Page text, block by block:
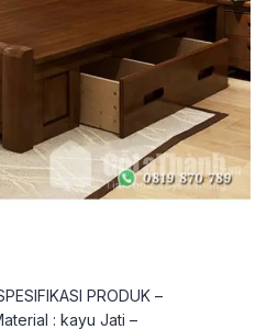
PRODUK –
: kayu Jati –